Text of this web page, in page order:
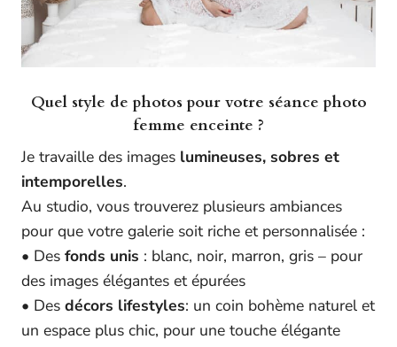
Quel style de photos pour votre séance photo
femme enceinte ?
Je travaille des images lumineuses, sobres et
intemporelles.
Au studio, vous trouverez plusieurs ambiances
pour que votre galerie soit riche et personnalisée :
• Des fonds unis : blanc, noir, marron, gris – pour
des images élégantes et épurées
• Des décors lifestyles: un coin bohème naturel et
un espace plus chic, pour une touche élégante